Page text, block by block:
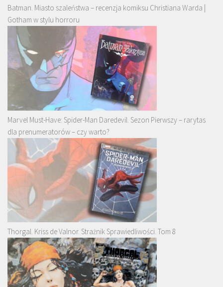
Batman. Miasto szaleństwa – recenzja komiksu Christiana Warda |
Gotham w stylu horroru
Marvel Must-Have: Spider-Man Daredevil. Sezon Pierwszy – rarytas
dla prenumeratorów – czy warto?
Thorgal. Kriss de Valnor. Strażnik Sprawiedliwości. Tom 8